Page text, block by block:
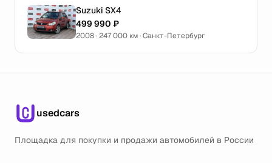
Suzuki SX4
499 990 ₽
2008 · 247 000 км · Санкт-Петербург
usedcars
Площадка для покупки и продажи автомобилей в России